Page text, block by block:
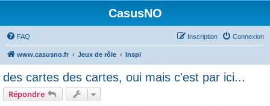
CasusNO
FAQ Connexion
Inscription
www.casusno.fr Jeux de rôle Inspi
des cartes des cartes, oui mais c'est par ici...
Répondre